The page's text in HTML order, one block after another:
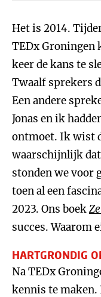
Het is 2014.
TEDx Groningen
keer de kans te
Twaalf sprekers
Een andere
Jonas en ik
ontmoet. Ik wist
waarschijnlijk dat
stonden we voor
toen al een
2023. Ons boek
succes. Waarom
HARTGRONDIG
Na TEDx
kennis te maken.